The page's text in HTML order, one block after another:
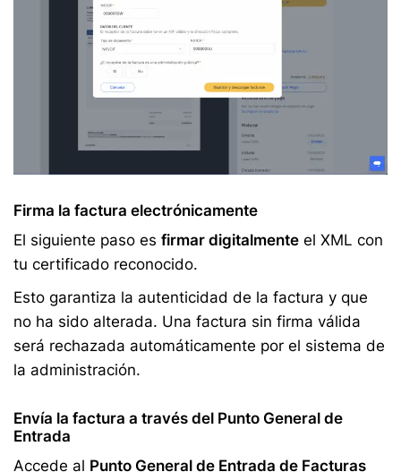
Firma la factura electrónicamente
El siguiente paso es firmar digitalmente el XML con
tu certificado reconocido.
Esto garantiza la autenticidad de la factura y que
no ha sido alterada. Una factura sin firma válida
será rechazada automáticamente por el sistema de
la administración.
Envía la factura a través del Punto General de
Entrada
Accede al Punto General de Entrada de Facturas